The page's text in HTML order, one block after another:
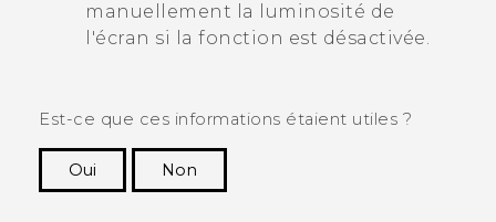
manuellement la luminosité de
l'écran si la fonction est désactivée.
Est-ce que ces informations étaient utiles ?
Oui
Non